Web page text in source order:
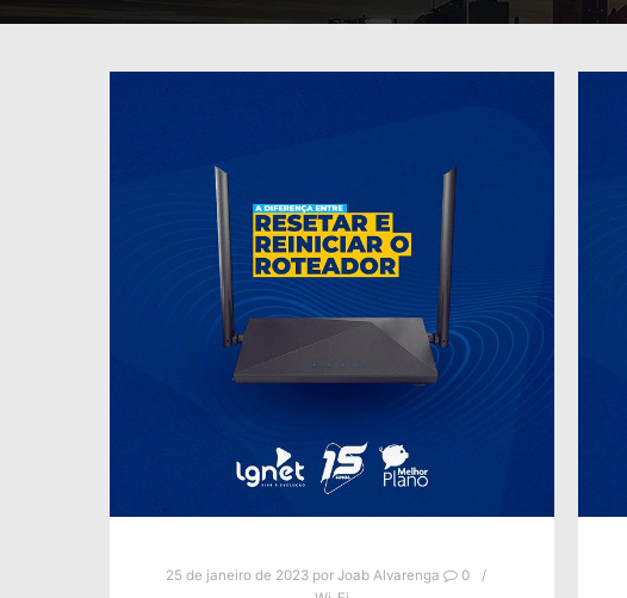
25 de janeiro de 2023 porJoab Alvarenga
0